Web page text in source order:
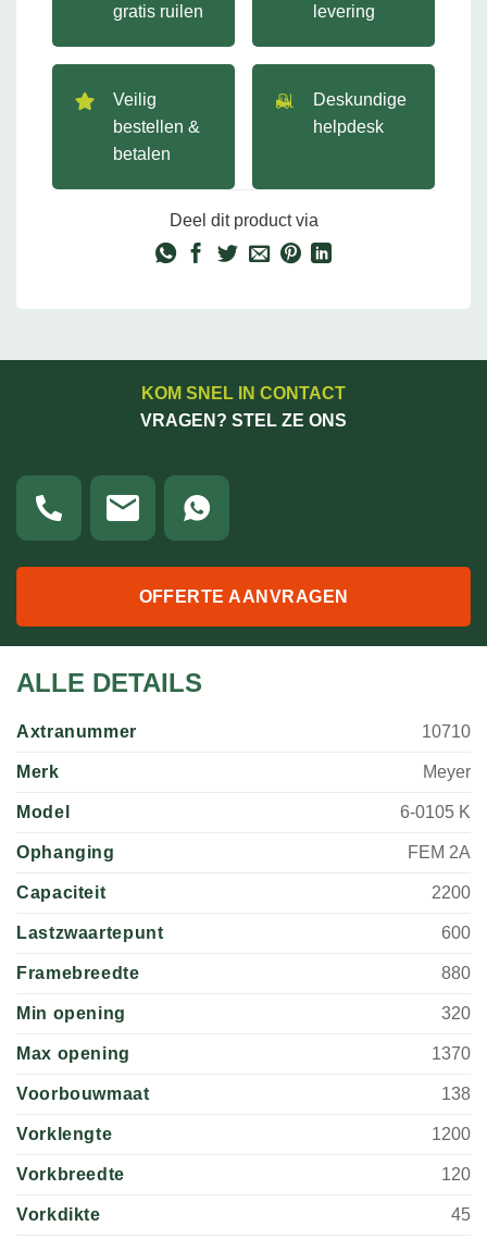
gratis ruilen
levering
Veilig
bestellen &
betalen
Deskundige
helpdesk
Deel dit product via
KOM SNEL IN CONTACT
VRAGEN? STEL ZE ONS
OFFERTE AANVRAGEN
ALLE DETAILS
Axtranummer 10710
Merk Meyer
Model 6-0105 K
Ophanging FEM 2A
Capaciteit 2200
Lastzwaartepunt 600
Framebreedte 880
Min opening 320
Max opening 1370
Voorbouwmaat 138
Vorklengte 1200
Vorkbreedte 120
Vorkdikte 45